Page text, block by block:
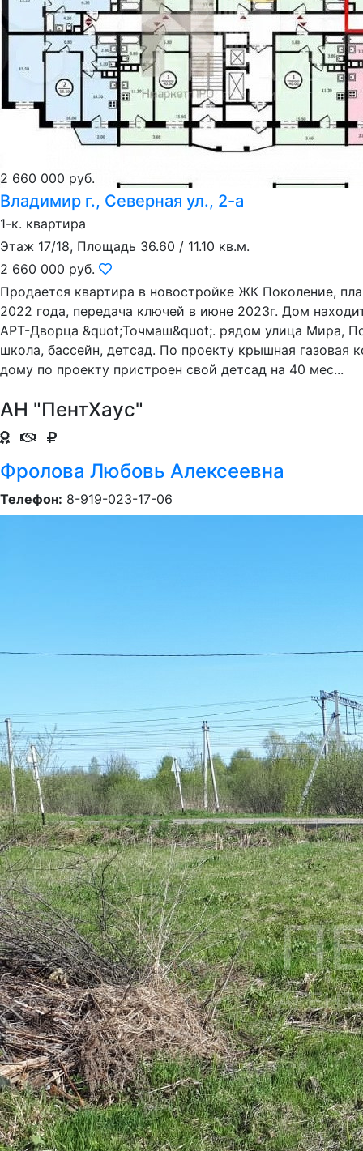
2 660 000 руб.
Владимир г., Северная ул., 2-а
1-к. квартира
Этаж 17/18, Площадь 36.60 / 11.10 кв.м.
2 660 000 руб.
Продается квартира в новостройке ЖК Поколение,
2022 года, передача ключей в июне 2023г. Дом
АРТ-Дворца &quot;Точмаш&quot;. рядом улица Мира,
школа, бассейн, детсад. По проекту крышная газовая
дому по проекту пристроен свой детсад на 40 мес...
АН "ПентХаус"
Фролова Любовь Алексеевна
Телефон: 8-919-023-17-06